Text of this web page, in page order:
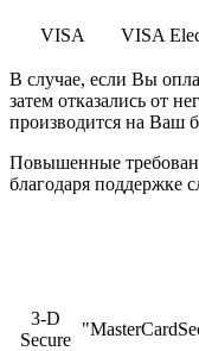
VISA VISA
В случае, если Вы
затем отказались от
производится на Ваш
Повышенные
благодаря поддержке
3-D
Secure